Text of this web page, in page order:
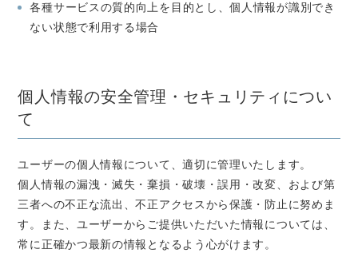
各種サービスの質的向上を目的とし、個人情報が識別でき
ない状態で利用する場合
個人情報の安全管理・セキュリティについ
て
ユーザーの個人情報について、適切に管理いたします。
個人情報の漏洩・滅失・棄損・破壊・誤用・改変、および第
三者への不正な流出、不正アクセスから保護・防止に努めま
す。また、ユーザーからご提供いただいた情報については、
常に正確かつ最新の情報となるよう心がけます。